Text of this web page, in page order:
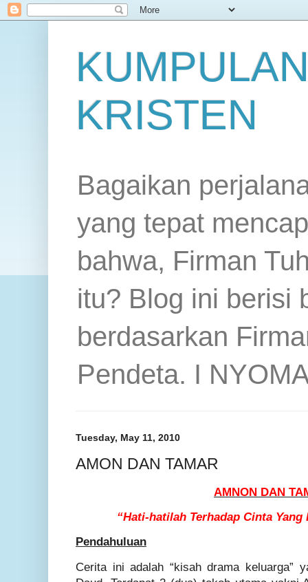
KRISTEN
Bagaikan
yang tepat
bahwa, Firman
itu? Blog ini berisi
berdasarkan
Pendeta. I
Tuesday, May 11, 2010
AMON DAN TAMAR
AMNON DAN
“Hati-hatilah Terhadap Cinta
Pendahuluan
Cerita ini adalah “kisah drama keluarga”